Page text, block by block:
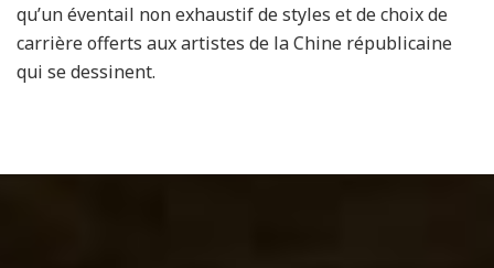
qu’un éventail non exhaustif de styles et de choix de
carrière offerts aux artistes de la Chine républicaine
qui se dessinent.